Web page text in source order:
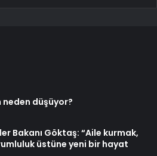
neden düşüyor?
Bakanı Göktaş: “Aile kurmak,
üstüne yeni bir hayat